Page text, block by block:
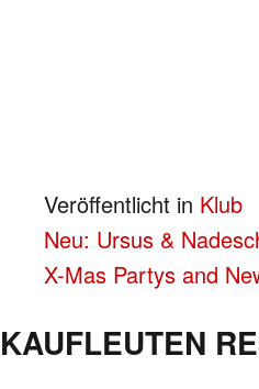
Veröffentlicht in Klub
Neu: Ursus &
X-Mas Partys and
KAUFLEUTEN